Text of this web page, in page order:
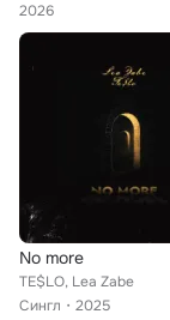
2026
No more
TE$LO, Lea Zabe
Сингл
2025